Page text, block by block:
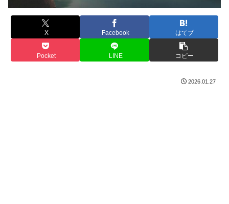
X Facebook はてブ
Pocket LINE コピー
2026.01.27